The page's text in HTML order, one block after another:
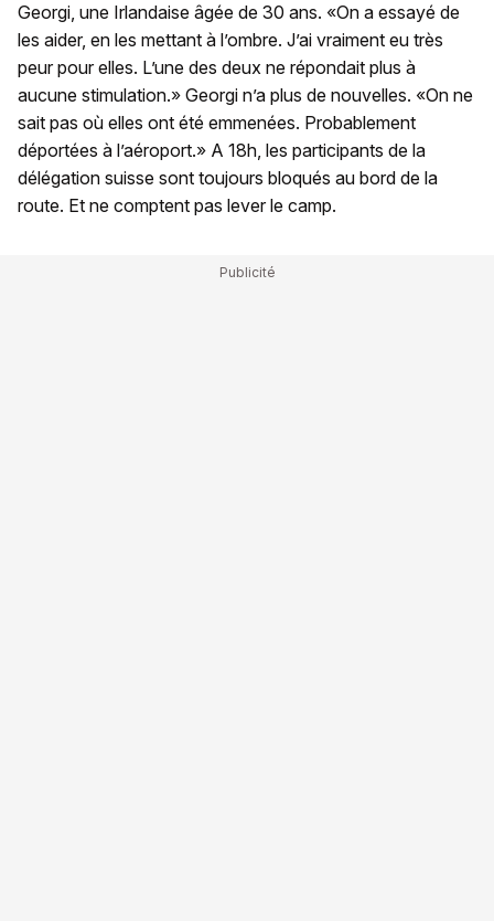
Georgi, une Irlandaise âgée de 30 ans. «On a essayé de
les aider, en les mettant à l’ombre. J’ai vraiment eu très
peur pour elles. L’une des deux ne répondait plus à
aucune stimulation.» Georgi n’a plus de nouvelles. «On ne
sait pas où elles ont été emmenées. Probablement
déportées à l’aéroport.» A 18h, les participants de la
délégation suisse sont toujours bloqués au bord de la
route. Et ne comptent pas lever le camp.